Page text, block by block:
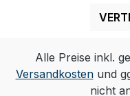
Alle Preise inkl.
Versandkostenund
nicht